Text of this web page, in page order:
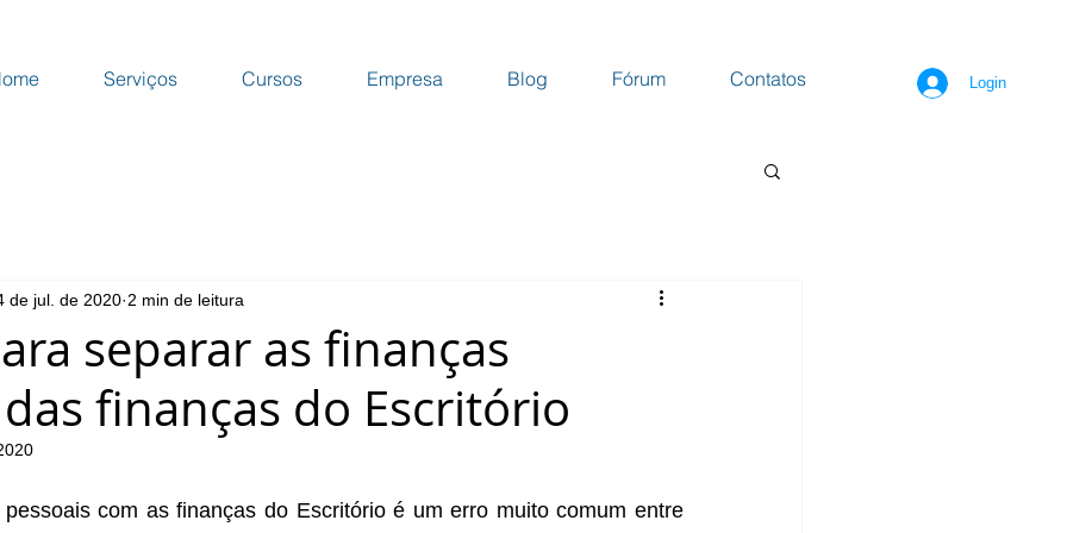
Serviços Cursos Empresa Blog Fórum Contatos Login
separar as finanças
finanças do Escritório
de jul. de 2020 2 min de leitura
com as finanças do Escritório é um erro muito comum entre